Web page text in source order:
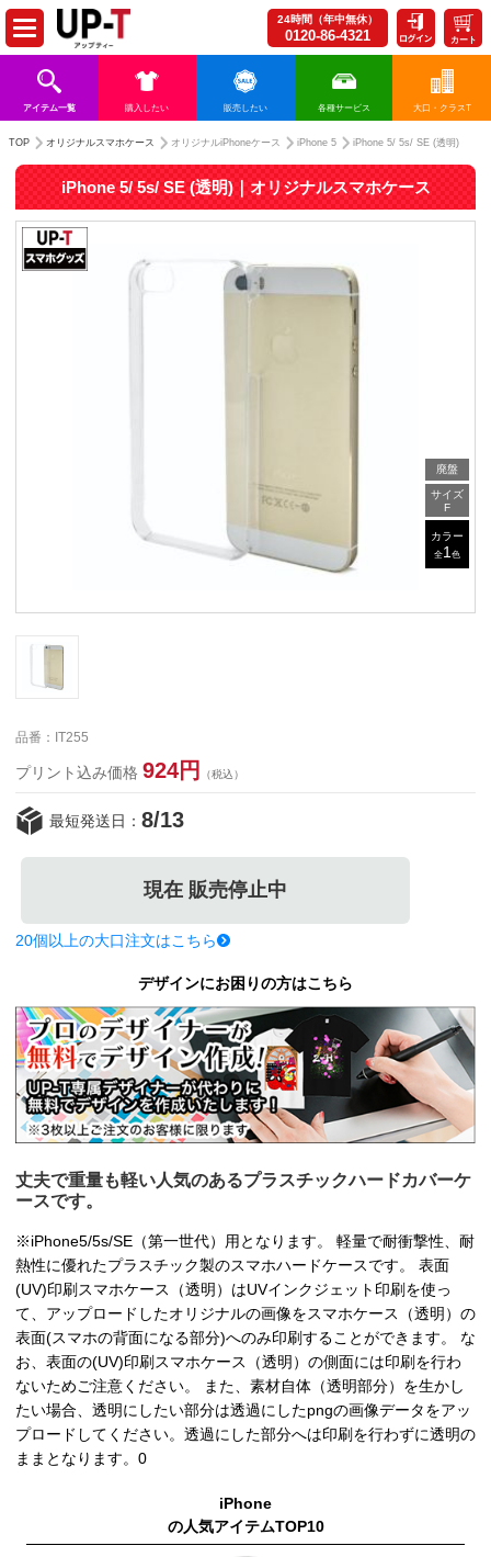
24時間（年中無休）
0120-86-4321 カート
アイテム一覧 購入したい 販売したい 各種サービス 大口・クラスT
TOP オリジナルスマホケース オリジナルiPhoneケース iPhone 5 iPhone 5/ 5s/ SE (透明)
iPhone 5/ 5s/ SE (透明)｜オリジナルスマホケース
廃盤
サイズ
F
カラー
全1 色
品番：IT255
プリント込み価格 924円 （税込）
最短発送日： 8/13
現在 販売停止中
20個以上の大口注文はこちら
デザインにお困りの方はこちら
丈夫で重量も軽い人気のあるプラスチックハードカバーケ
ースです。
※iPhone5/5s/SE（第一世代）用となります。 軽量で耐衝撃性、耐
熱性に優れたプラスチック製のスマホハードケースです。 表面
(UV)印刷スマホケース（透明）はUVインクジェット印刷を使っ
て、アップロードしたオリジナルの画像をスマホケース（透明）の
表面(スマホの背面になる部分)へのみ印刷することができます。 な
お、表面の(UV)印刷スマホケース（透明）の側面には印刷を行わ
ないためご注意ください。 また、素材自体（透明部分）を生かし
たい場合、透明にしたい部分は透過にしたpngの画像データをアッ
プロードしてください。透過にした部分へは印刷を行わずに透明の
ままとなります。0
iPhone
の人気アイテムTOP10